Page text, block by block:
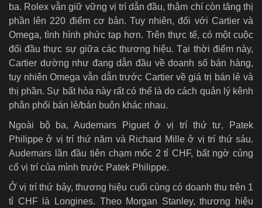
ba. Rolex vẫn giữ vững vị trí dẫn đầu, thậm chí còn tăng thị
phần lên 220 điểm cơ bản. Tuy nhiên, đối với Cartier và
Omega, tình hình phức tạp hơn. Trên thực tế, có một cuộc
đối đầu thực sự giữa các thương hiệu. Tại thời điểm này,
Cartier dường như đang dẫn đầu về doanh số bán hàng,
tuy nhiên Omega vẫn dẫn trước Cartier về giá trị bán lẻ và
thị phần. Sự bất hòa này rất có thể là do cách quản lý kênh
phân phối bán lẻ/bán buôn khác nhau.
Ngoài bộ ba, Audemars Piguet ở vị trí thứ tư, Patek
Philippe ở vị trí thứ năm và Richard Mille ở vị trí thứ sáu.
Audemars lần đầu tiên chạm mốc 2 tỉ CHF, bất ngờ củng
cố vị trí của mình trước Patek Philippe.
Ở vị trí thứ bảy, thương hiệu cuối cùng có doanh thu trên 1
tỉ CHF là Longines. Theo Morgan Stanley, thương hiệu